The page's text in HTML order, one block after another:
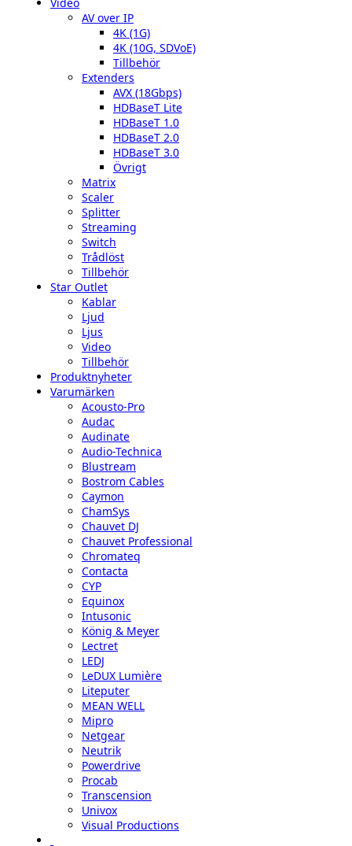
AV over IP
4K (1G)
4K (10G, SDVoE)
Tillbehör
Extenders
AVX (18Gbps)
HDBaseT Lite
HDBaseT 1.0
HDBaseT 2.0
HDBaseT 3.0
Övrigt
Matrix
Scaler
Splitter
Streaming
Switch
Trådlöst
Tillbehör
Star Outlet
Kablar
Ljud
Ljus
Video
Tillbehör
Produktnyheter
Varumärken
Acousto-Pro
Audac
Audinate
Audio-Technica
Blustream
Bostrom Cables
Caymon
ChamSys
Chauvet DJ
Chauvet Professional
Chromateq
Contacta
CYP
Equinox
Intusonic
König & Meyer
Lectret
LEDJ
LeDUX Lumière
Liteputer
MEAN WELL
Mipro
Netgear
Neutrik
Powerdrive
Procab
Transcension
Univox
Visual Productions